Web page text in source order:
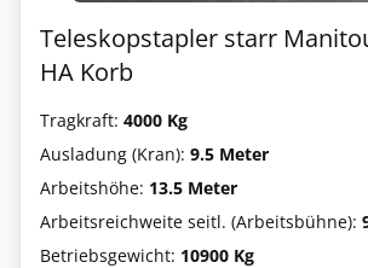
Teleskopstapler starr
HA Korb
Tragkraft: 4000 Kg
Ausladung (Kran): 9.5 Meter
Arbeitshöhe: 13.5 Meter
Arbeitsreichweite seitl. (Arbeitsbühne):
Betriebsgewicht: 10900 Kg